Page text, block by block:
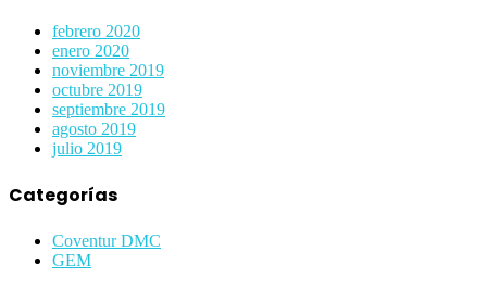
febrero 2020
enero 2020
noviembre 2019
octubre 2019
septiembre 2019
agosto 2019
julio 2019
Categorías
Coventur DMC
GEM